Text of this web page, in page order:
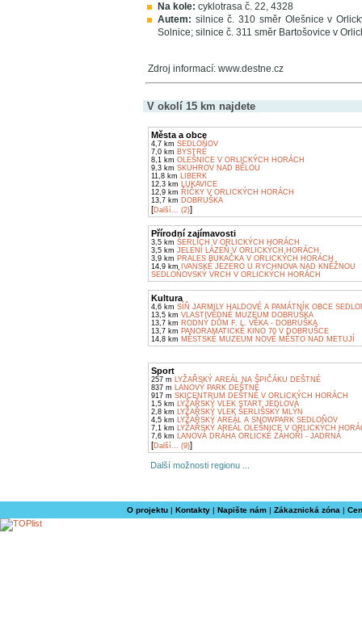
Na kole: cyklotrasa č. 22, 4328
Autem: silnice č. 310 směr Olešnice v
Solnice; silnice č. 311 směr Bartošovice v
Zdroj informací: www.destne.cz
V okolí 15 km najdete
Města a obce
4,7 km SEDLOŇOV
7,0 km BYSTRÉ
8,1 km OLEŠNICE V ORLICKÝCH HORÁCH
9,3 km SKUHROV NAD BĚLOU
11,8 km LIBERK
12,3 km LUKAVICE
12,9 km ŘÍČKY V ORLICKÝCH HORÁCH
13,7 km DOBRUŠKA
[Další... (2)]
Přírodní zajímavosti
3,5 km ŠERLICH V ORLICKÝCH HORÁCH
3,5 km JELENÍ LÁZEŇ V ORLICKÝCH HORÁCH
3,9 km PRALES BUKAČKA V ORLICKÝCH HORÁCH
14,9 km IVANSKÉ JEZERO U RYCHNOVA NAD KNĚŽNOU
SEDLOŇOVSKÝ VRCH V ORLICKÝCH HORÁCH
Kultura
4,6 km SÍŇ JARMILY HALDOVÉ A PAMÁTNÍK OBCE
13,5 km VLASTIVĚDNÉ MUZEUM DOBRUŠKA
13,7 km RODNÝ DŮM F. L. VĚKA - DOBRUŠKA
13,7 km PANORAMATICKÉ KINO 70 V DOBRUŠCE
14,8 km MĚSTSKÉ MUZEUM NOVÉ MĚSTO NAD METUJÍ
Sport
257 m LYŽAŘSKÝ AREÁL NA ŠPIČÁKU DEŠTNÉ
837 m LANOVÝ PARK DEŠTNÉ
917 m SKICENTRUM DEŠTNÉ V ORLICKÝCH HORÁCH
1,5 km LYŽAŘSKÝ VLEK START JEDLOVÁ
2,8 km LYŽAŘSKÝ VLEK ŠERLIŠSKÝ MLÝN
4,5 km LYŽAŘSKÝ AREÁL A SNOWPARK SEDLOŇOV
7,1 km LYŽAŘSKÝ AREÁL OLEŠNICE V ORLICKÝCH
7,6 km LANOVÁ DRÁHA ORLICKÉ ZÁHOŘÍ - JADRNÁ
[Další... (9)]
Další možnosti regionu ...
O projektu| Kontakty| Napište nám| Zákaznická zóna |